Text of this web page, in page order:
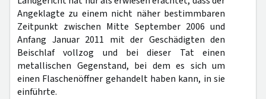
Angeklagte zu einem nicht näher bestimmbaren
Zeitpunkt zwischen Mitte September 2006 und
Anfang Januar 2011 mit der Geschädigten den
Beischlaf vollzog und bei dieser Tat einen
metallischen Gegenstand, bei dem es sich um
einen Flaschenöffner gehandelt haben kann, in sie
einführte.